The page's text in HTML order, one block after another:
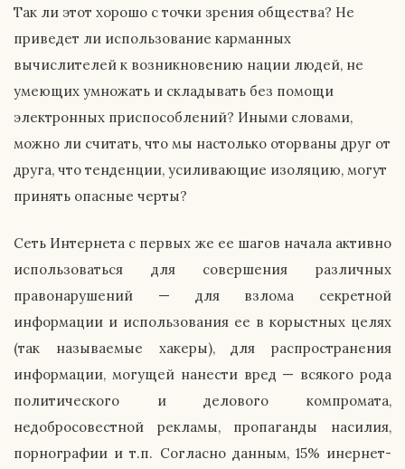
Так ли этот хорошо с точки зрения общества? Не
приведет ли использование карманных
вычислителей к возникновению нации людей, не
умеющих умножать и складывать без помощи
электронных приспособлений? Иными словами,
можно ли считать, что мы настолько оторваны друг от
друга, что тенденции, усиливающие изоляцию, могут
принять опасные черты?
Сеть Интернета с первых же ее шагов начала активно
использоваться для совершения различных
правонарушений — для взлома секретной
информации и использования ее в корыстных целях
(так называемые хакеры), для распространения
информации, могущей нанести вред — всякого рода
политического и делового компромата,
недобросовестной рекламы, пропаганды насилия,
порнографии и т.п. Согласно данным, 15% инернет-